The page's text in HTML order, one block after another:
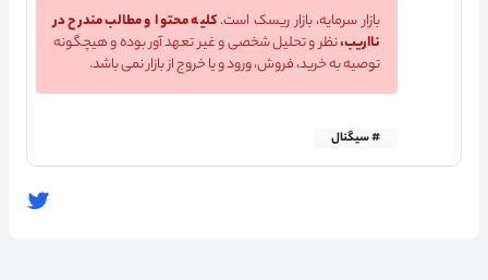
بازار سرمایه، بازار ریسک است.کلیه محتوا و مطالب مندرح در
نااریب،نظر و تحلیل شخصی و غیر تعهد آور بوده و هیچگونه
توصیه به خرید، فروش، ورود و یا خروج از بازار نمی باشد.
# سیگنال